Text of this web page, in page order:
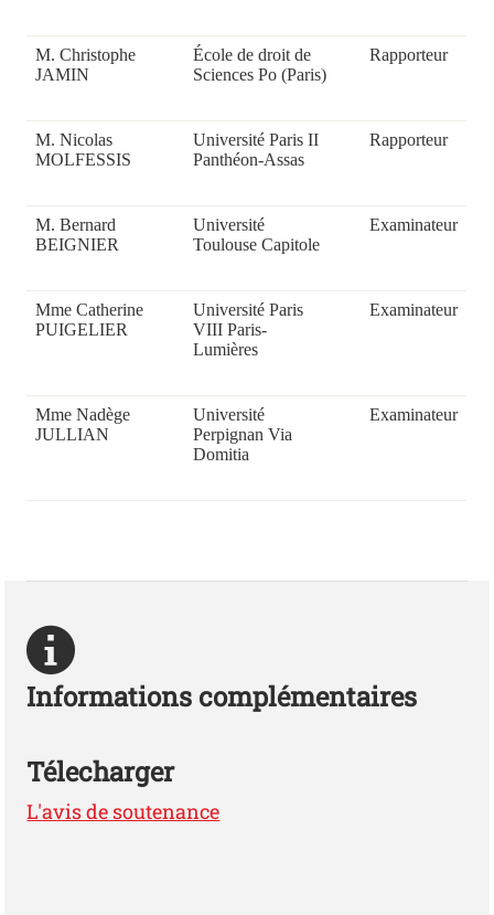
M. Christophe
JAMIN
École de droit de
Sciences Po (Paris)
Rapporteur
M. Nicolas
MOLFESSIS
Université Paris II
Panthéon-Assas
Rapporteur
M. Bernard
BEIGNIER
Université
Toulouse Capitole
Examinateur
Mme Catherine
PUIGELIER
Université Paris
VIII Paris-
Lumières
Examinateur
Mme Nadège
JULLIAN
Université
Perpignan Via
Domitia
Examinateur
Informations complémentaires
Télecharger
L'avis de soutenance